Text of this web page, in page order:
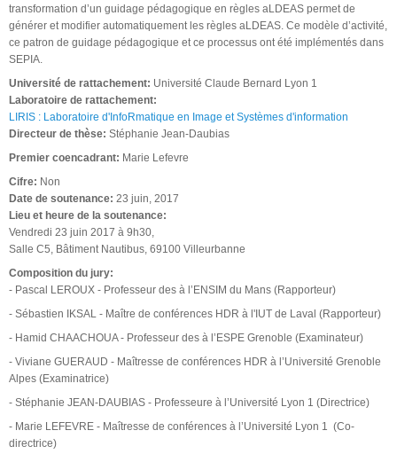
transformation d’un guidage pédagogique en règles aLDEAS permet de
générer et modifier automatiquement les règles aLDEAS. Ce modèle d’activité,
ce patron de guidage pédagogique et ce processus ont été implémentés dans
SEPIA.
Université de rattachement: Université Claude Bernard Lyon 1
Laboratoire de rattachement:
LIRIS : Laboratoire d'InfoRmatique en Image et Systèmes d'information
Directeur de thèse: Stéphanie Jean-Daubias
Premier coencadrant: Marie Lefevre
Cifre: Non
Date de soutenance: 23 juin, 2017
Lieu et heure de la soutenance:
Vendredi 23 juin 2017 à 9h30,
Salle C5, Bâtiment Nautibus, 69100 Villeurbanne
Composition du jury:
- Pascal LEROUX - Professeur des à l’ENSIM du Mans (Rapporteur)
- Sébastien IKSAL - Maître de conférences HDR à l'IUT de Laval (Rapporteur)
- Hamid CHAACHOUA - Professeur des à l’ESPE Grenoble (Examinateur)
- Viviane GUERAUD - Maîtresse de conférences HDR à l’Université Grenoble
Alpes (Examinatrice)
- Stéphanie JEAN-DAUBIAS - Professeure à l’Université Lyon 1 (Directrice)
- Marie LEFEVRE - Maîtresse de conférences à l’Université Lyon 1 (Co-
directrice)